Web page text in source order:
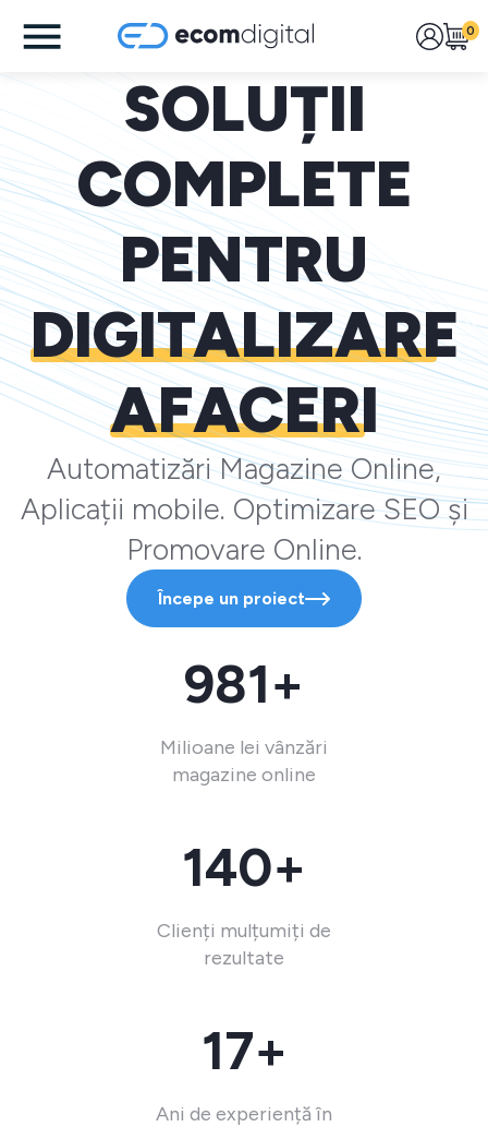
0
SOLUȚII
COMPLETE
PENTRU
DIGITALIZARE
AFACERI
Automatizări Magazine Online,
Aplicații mobile. Optimizare SEO și
Promovare Online.
Începe un proiect
981+
Milioane lei vânzări
magazine online
140+
Clienți mulțumiți de
rezultate
17+
Ani de experiență în